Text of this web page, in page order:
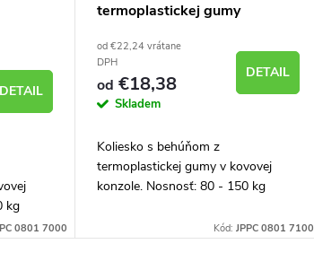
DETAIL
kg
0801 7000
termoplastickej gumy
od €22,24 vrátane
DPH
od €18,38
Skladem
DETAIL
Koliesko s behúňom z
termoplastickej gumy v kovovej
konzole. Nosnosť: 80 - 150 kg
Kód: JPPC 0801 7100